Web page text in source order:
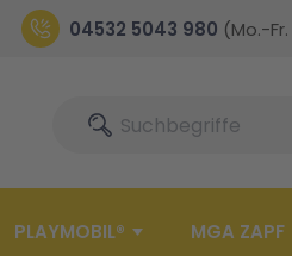
04532 5043 980 (Mo.-
SucheSuche
PLAYMOBIL® MGA ZAPF